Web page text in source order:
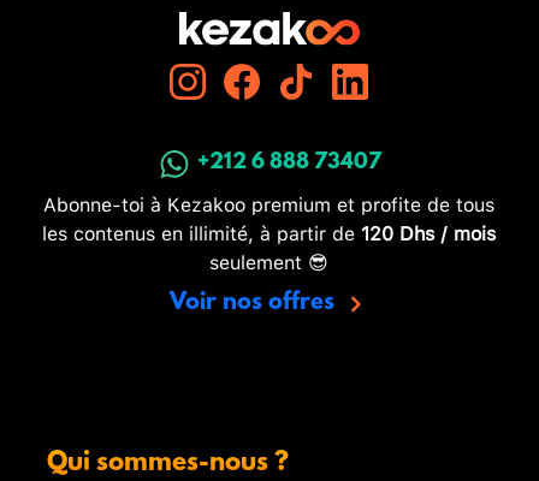
+212 6 888 73407
Abonne-toi à Kezakoo premium et profite de tous
les contenus en illimité, à partir de 120 Dhs / mois
seulement 😎
Voir nos offres
Qui sommes-nous ?